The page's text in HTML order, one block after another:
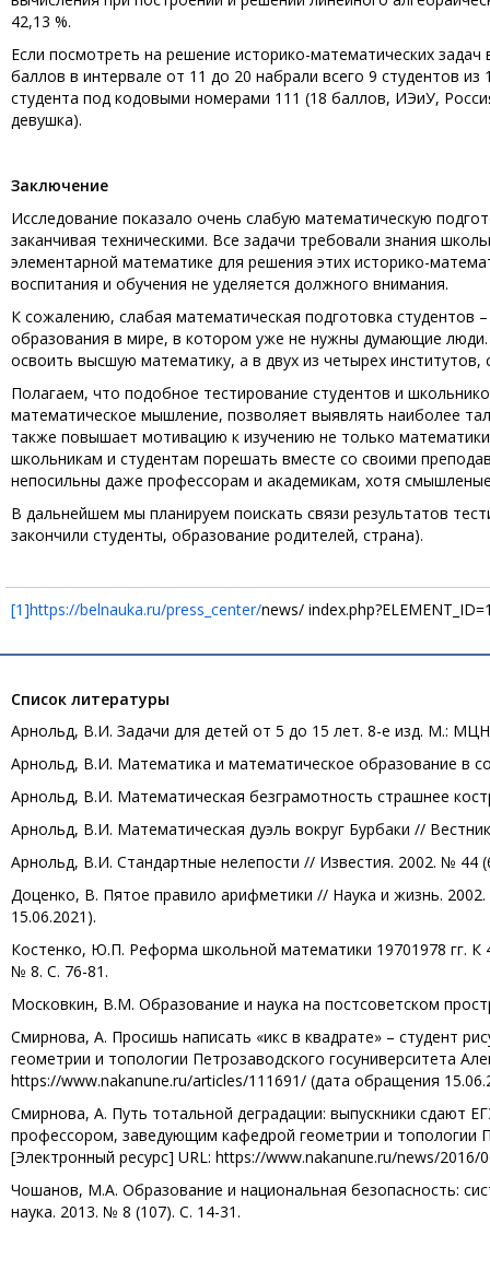
42,13 %.
Если посмотреть на решение историко-математических
баллов в интервале от 11 до 20 набрали всего 9 студентов
студента под кодовыми номерами 111 (18 баллов, ИЭиУ,
девушка).
Заключение
Исследование показало очень слабую математическую
заканчивая техническими. Все задачи требовали знания
элементарной математике для решения этих историко-
воспитания и обучения не уделяется должного внимания.
К сожалению, слабая математическая подготовка студентов
образования в мире, в котором уже не нужны думающие
освоить высшую математику, а в двух из четырех
Полагаем, что подобное тестирование студентов и
математическое мышление, позволяет выявлять наиболее
также повышает мотивацию к изучению не только
школьникам и студентам порешать вместе со своими
непосильны даже профессорам и академикам, хотя
В дальнейшем мы планируем поискать связи результатов
закончили студенты, образование родителей, страна).
[1]https://belnauka.ru/press_center/news/
Список литературы
Арнольд, В.И. Задачи для детей от 5 до 15 лет. 8-e изд. М.:
Арнольд, В.И. Математика и математическое образование в
Арнольд, В.И. Математическая безграмотность страшнее
Арнольд, В.И. Математическая дуэль вокруг Бурбаки //
Арнольд, В.И. Стандартные нелепости // Известия. 2002. № 44
Доценко, В. Пятое правило арифметики // Наука и жизнь.
15.06.2021).
Костенко, Ю.П. Реформа школьной математики 19701978 гг.
№ 8. С. 76-81.
Московкин, В.М. Образование и наука на постсоветском
Смирнова, А. Просишь написать «икс в квадрате» – студент
геометрии и топологии Петрозаводского госуниверситета
https://www.nakanune.ru/articles/111691/ (дата обращения
Смирнова, А. Путь тотальной деградации: выпускники сдают
профессором, заведующим кафедрой геометрии и топологии
[Электронный ресурс] URL: https://www.nakanune.ru/news/
Чошанов, М.А. Образование и национальная безопасность:
наука. 2013. № 8 (107). С. 14-31.